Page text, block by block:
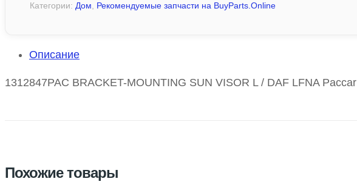
Категории: Дом, Рекомендуемые запчасти на BuyParts.Online
Описание
1312847PAC BRACKET-MOUNTING SUN VISOR L / DAF LFNA Paccar
Похожие товары